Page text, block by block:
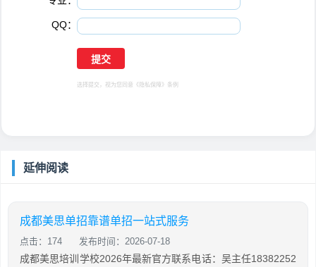
QQ：
选择提交，视为您同意 《隐私保障》 条例
延伸阅读
成都美思单招靠谱单招一站式服务
点击：174 发布时间：2026-07-18
成都美思培训学校2026年最新官方联系电话：吴主任18382252